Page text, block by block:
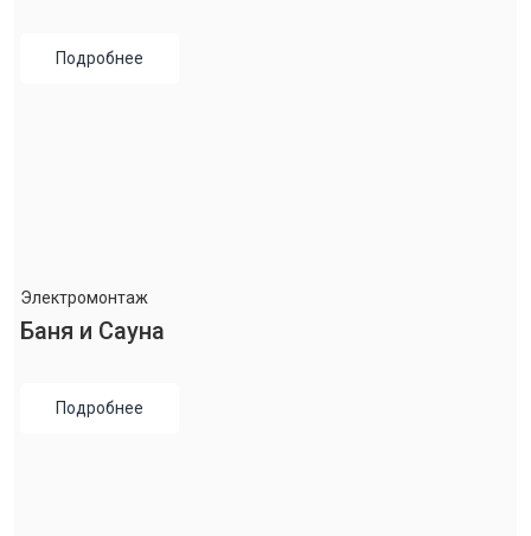
Подробнее
Электромонтаж
Баня и Сауна
Подробнее